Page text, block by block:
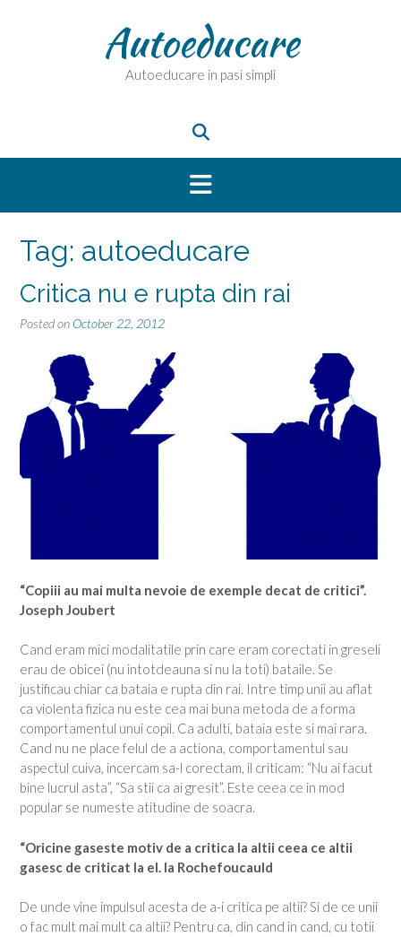
Autoeducare
Autoeducare in pasi simpli
Tag: autoeducare
Critica nu e rupta din rai
Posted on October 22, 2012
“Copiii au mai multa nevoie de exemple decat de critici”.
Joseph Joubert
Cand eram mici modalitatile prin care eram corectati in greseli
erau de obicei (nu intotdeauna si nu la toti) bataile. Se
justificau chiar ca bataia e rupta din rai. Intre timp unii au aflat
ca violenta fizica nu este cea mai buna metoda de a forma
comportamentul unui copil. Ca adulti, bataia este si mai rara.
Cand nu ne place felul de a actiona, comportamentul sau
aspectul cuiva, incercam sa-l corectam, il criticam: “Nu ai facut
bine lucrul asta”, “Sa stii ca ai gresit”. Este ceea ce in mod
popular se numeste atitudine de soacra.
“Oricine gaseste motiv de a critica la altii ceea ce altii
gasesc de criticat la el. la Rochefoucauld
De unde vine impulsul acesta de a-i critica pe altii? Si de ce unii
o fac mult mai mult ca altii? Pentru ca, din cand in cand, cu totii